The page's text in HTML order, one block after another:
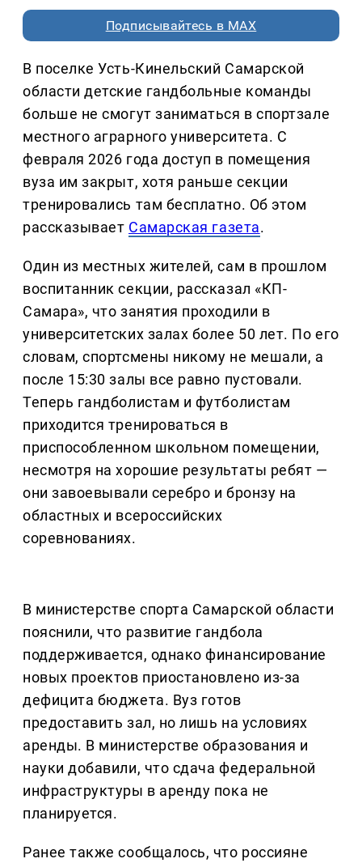
Подписывайтесь в MAX
В поселке Усть-Кинельский Самарской
области детские гандбольные команды
больше не смогут заниматься в спортзале
местного аграрного университета. С
февраля 2026 года доступ в помещения
вуза им закрыт, хотя раньше секции
тренировались там бесплатно. Об этом
рассказывает Самарская газета.
Один из местных жителей, сам в прошлом
воспитанник секции, рассказал «КП-
Самара», что занятия проходили в
университетских залах более 50 лет. По его
словам, спортсмены никому не мешали, а
после 15:30 залы все равно пустовали.
Теперь гандболистам и футболистам
приходится тренироваться в
приспособленном школьном помещении,
несмотря на хорошие результаты ребят —
они завоевывали серебро и бронзу на
областных и всероссийских
соревнованиях.
В министерстве спорта Самарской области
пояснили, что развитие гандбола
поддерживается, однако финансирование
новых проектов приостановлено из-за
дефицита бюджета. Вуз готов
предоставить зал, но лишь на условиях
аренды. В министерстве образования и
науки добавили, что сдача федеральной
инфраструктуры в аренду пока не
планируется.
Ранее также сообщалось, что россияне